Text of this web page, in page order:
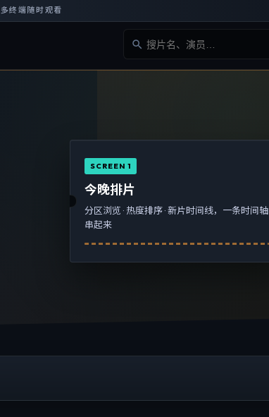
多终端随时观看
SCREEN 1
今晚排片
分区浏览 · 热度排序 · 新片时间线，一条时间轴
串起来